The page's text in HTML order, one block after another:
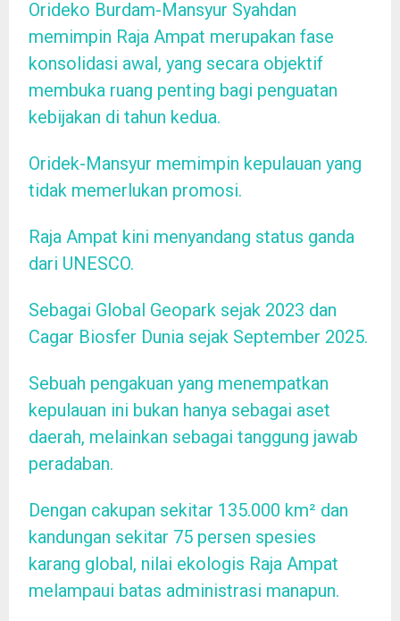
Orideko Burdam-Mansyur Syahdan
memimpin Raja Ampat merupakan fase
konsolidasi awal, yang secara objektif
membuka ruang penting bagi penguatan
kebijakan di tahun kedua.
Oridek-Mansyur memimpin kepulauan yang
tidak memerlukan promosi.
Raja Ampat kini menyandang status ganda
dari UNESCO.
Sebagai Global Geopark sejak 2023 dan
Cagar Biosfer Dunia sejak September 2025.
Sebuah pengakuan yang menempatkan
kepulauan ini bukan hanya sebagai aset
daerah, melainkan sebagai tanggung jawab
peradaban.
Dengan cakupan sekitar 135.000 km² dan
kandungan sekitar 75 persen spesies
karang global, nilai ekologis Raja Ampat
melampaui batas administrasi manapun.